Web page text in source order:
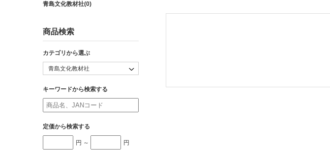
青島文化教材社(0)
商品検索
カテゴリから選ぶ
キーワードから検索する
定価から検索する
円 ～ 円